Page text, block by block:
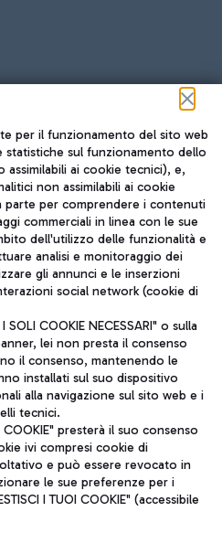
JOURNAL
ITA
soggetta a direzione e
di Roma 13032990155 P.
int. vers.
1 - 00054 Fiumicino (RM)
per il funzionamento del sito web
sul funzionamento dello
assimilabili ai cookie tecnici), e,
non assimilabili ai cookie
parte per comprendere i contenuti
commerciali in linea con le sue
dell'utilizzo delle funzionalità e
analisi e monitoraggio dei
gli annunci e le inserzioni
social network (cookie di
COOKIE NECESSARI" o sulla
lei non presta il consenso
il consenso, mantenendo le
installati sul suo dispositivo
alla navigazione sul sito web e i
tecnici.
COOKIE" presterà il suo consenso
ivi compresi cookie di
e può essere revocato in
le sue preferenze per i
I TUOI COOKIE" (accessibile